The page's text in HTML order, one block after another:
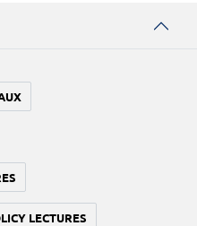
LECTURES